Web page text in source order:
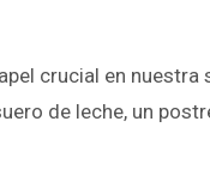
crucial en
de leche, un